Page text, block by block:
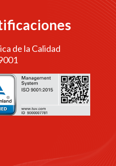
de la Calidad